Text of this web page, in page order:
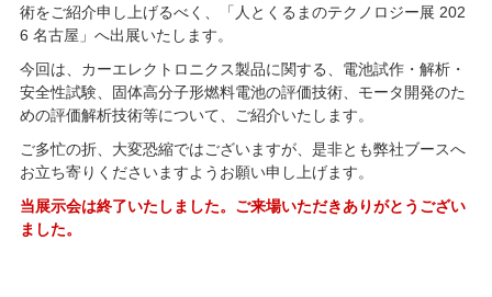
術をご紹介申し上げるべく、「人とくるまのテクノロジー展 202
6 名古屋」へ出展いたします。
今回は、カーエレクトロニクス製品に関する、電池試作・解析・
安全性試験、固体高分子形燃料電池の評価技術、モータ開発のた
めの評価解析技術等について、ご紹介いたします。
ご多忙の折、大変恐縮ではございますが、是非とも弊社ブースへ
お立ち寄りくださいますようお願い申し上げます。
当展示会は終了いたしました。ご来場いただきありがとうござい
ました。